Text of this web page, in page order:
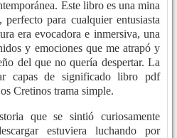
Este libro es una mina
para cualquier entusiasta
era evocadora e inmersiva, una
y emociones que me atrapó y
del que no quería despertar. La
capas de significado libro pdf
Cretinos trama simple.
que se sintió curiosamente
estuviera luchando por